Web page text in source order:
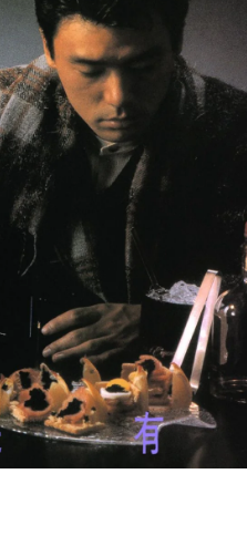
相
簿
中
開
啟
第
1
張
圖